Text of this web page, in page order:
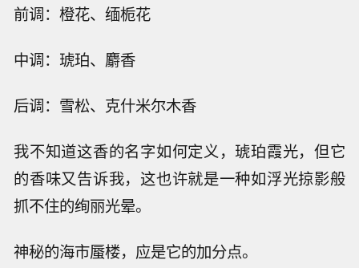
前调：橙花、缅栀花
中调：琥珀、麝香
后调：雪松、克什米尔木香
我不知道这香的名字如何定义，琥珀霞光，但它
的香味又告诉我，这也许就是一种如浮光掠影般
抓不住的绚丽光晕。
神秘的海市蜃楼，应是它的加分点。